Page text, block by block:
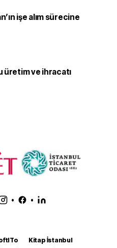
işe alım sürecine
üretim ve ihracatı
• •
Kitap İstanbul